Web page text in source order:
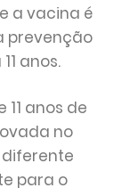
a vacina é
prevenção
anos.
anos de
no
diferente
para o